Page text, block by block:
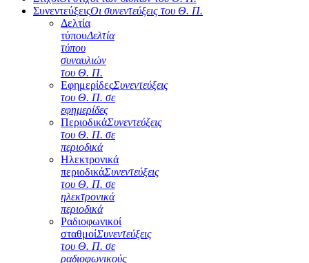
ΣυνεντεύξειςΟι συνεντεύξεις του Θ. Π.
Δελτία
τύπουΔελτία
τύπου
συναυλιών
του Θ. Π.
ΕφημερίδεςΣυνεντεύξεις
του Θ. Π. σε
εφημερίδες
ΠεριοδικάΣυνεντεύξεις
του Θ. Π. σε
περιοδικά
Ηλεκτρονικά
περιοδικάΣυνεντεύξεις
του Θ. Π. σε
ηλεκτρονικά
περιοδικά
Ραδιοφωνικοί
σταθμοίΣυνεντεύξεις
του Θ. Π. σε
ραδιοφωνικούς